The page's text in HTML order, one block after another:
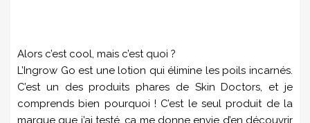
Alors c’est cool, mais c’est quoi ?
L’Ingrow Go est une lotion qui élimine les poils incarnés.
C’est un des produits phares de Skin Doctors, et je
comprends bien pourquoi ! C’est le seul produit de la
marque que j’ai testé, ça me donne envie d’en découvrir